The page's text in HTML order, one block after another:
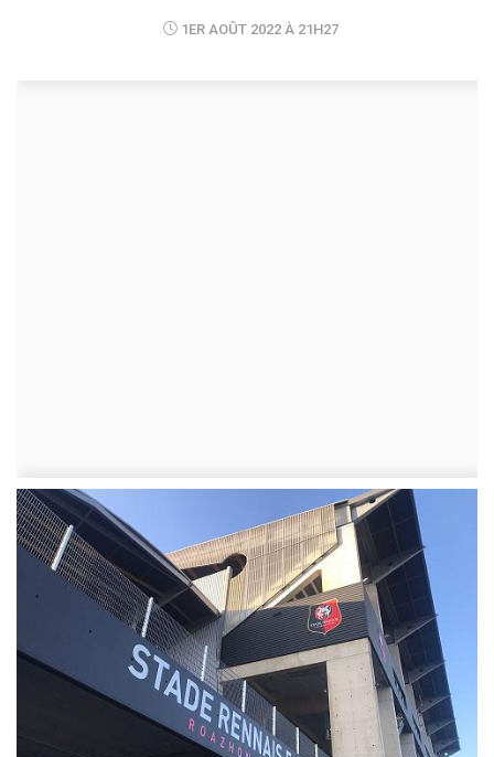
1ER AOÛT 2022 À 21H27